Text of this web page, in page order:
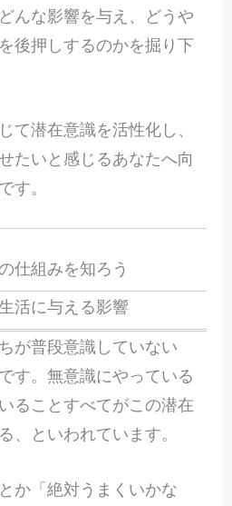
んな影響を与え、どうや
後押しするのかを掘り下
て潜在意識を活性化し、
たいと感じるあなたへ向
す。
仕組みを知ろう
活に与える影響
が普段意識していない
す。無意識にやっている
ることすべてがこの潜在
、といわれています。
か「絶対うまくいかな